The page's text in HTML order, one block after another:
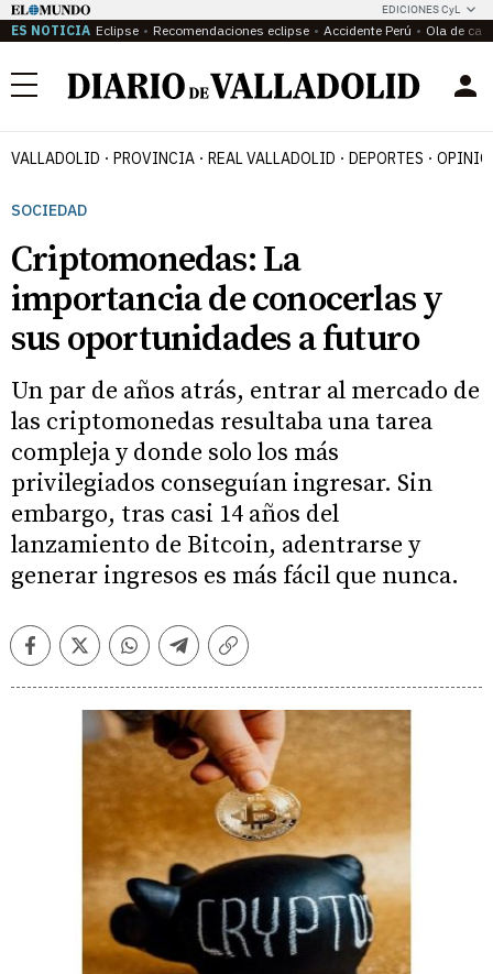
EDICIONES CyL
ES NOTICIA Eclipse Recomendaciones eclipse Accidente Perú Ola de
Menú
VALLADOLID PROVINCIA REAL VALLADOLID DEPORTES
SOCIEDAD
Criptomonedas: La
importancia de conocerlas y
sus oportunidades a futuro
Un par de años atrás, entrar al mercado de
las criptomonedas resultaba una tarea
compleja y donde solo los más
privilegiados conseguían ingresar. Sin
embargo, tras casi 14 años del
lanzamiento de Bitcoin, adentrarse y
generar ingresos es más fácil que nunca.
FacebookTwitterWhatsappTelegramCopiar